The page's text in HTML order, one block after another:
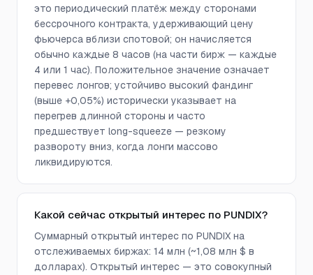
это периодический платёж между сторонами
бессрочного контракта, удерживающий цену
фьючерса вблизи спотовой; он начисляется
обычно каждые 8 часов (на части бирж — каждые
4 или 1 час). Положительное значение означает
перевес лонгов; устойчиво высокий фандинг
(выше +0,05%) исторически указывает на
перегрев длинной стороны и часто
предшествует long-squeeze — резкому
развороту вниз, когда лонги массово
ликвидируются.
Какой сейчас открытый интерес по PUNDIX?
Суммарный открытый интерес по PUNDIX на
отслеживаемых биржах: 14 млн (~1,08 млн $ в
долларах). Открытый интерес — это совокупный